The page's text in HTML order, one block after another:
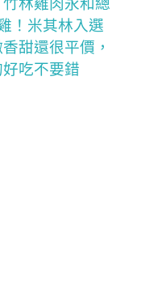
竹林雞肉永和總
！米其林入選
甜還很平價，
吃不要錯